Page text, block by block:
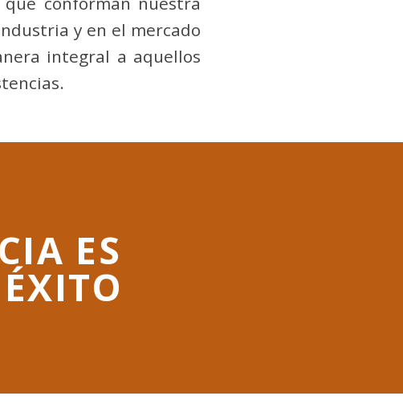
y en el mercado
integral a aquellos
ES